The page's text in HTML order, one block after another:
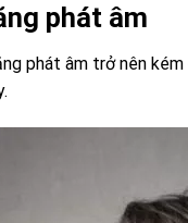
phát âm
phát âm trở nên